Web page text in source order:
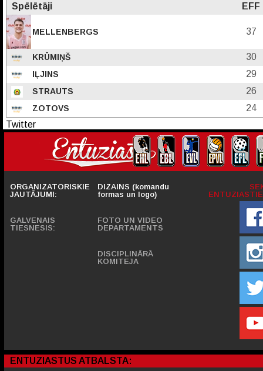
Spēlētāji
EFF
MELLENBERGS 37
KRŪMIŅŠ 30
IĻJINS 29
STRAUTS 26
ZOTOVS
24
Twitter
ORGANIZATORISKIE
JAUTĀJUMI:
GALVENAIS
TIESNESIS:
DIZAINS (komandu
formas un logo)
FOTO UN VIDEO
DEPARTAMENTS
DISCIPLINĀRĀ
KOMITEJA
ENTUZIASTUS ATBALSTA: